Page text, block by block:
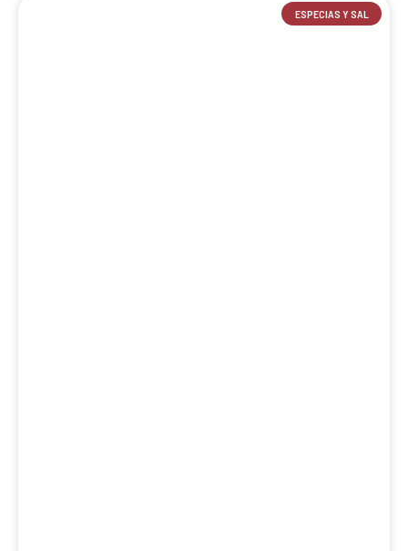
ESPECIAS Y SAL